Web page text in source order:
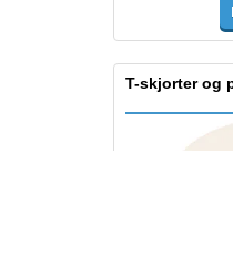
T-skjorter og